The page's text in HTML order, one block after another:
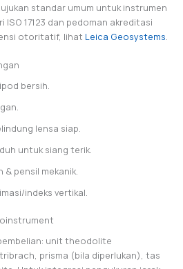
standar umum untuk instrumen
17123 dan pedoman akreditasi
otoritatif, lihat Leica Geosystems.
bersih.
lensa siap.
untuk siang terik.
& pensil mekanik.
indeks vertikal.
unit theodolite
prisma (bila diperlukan), tas